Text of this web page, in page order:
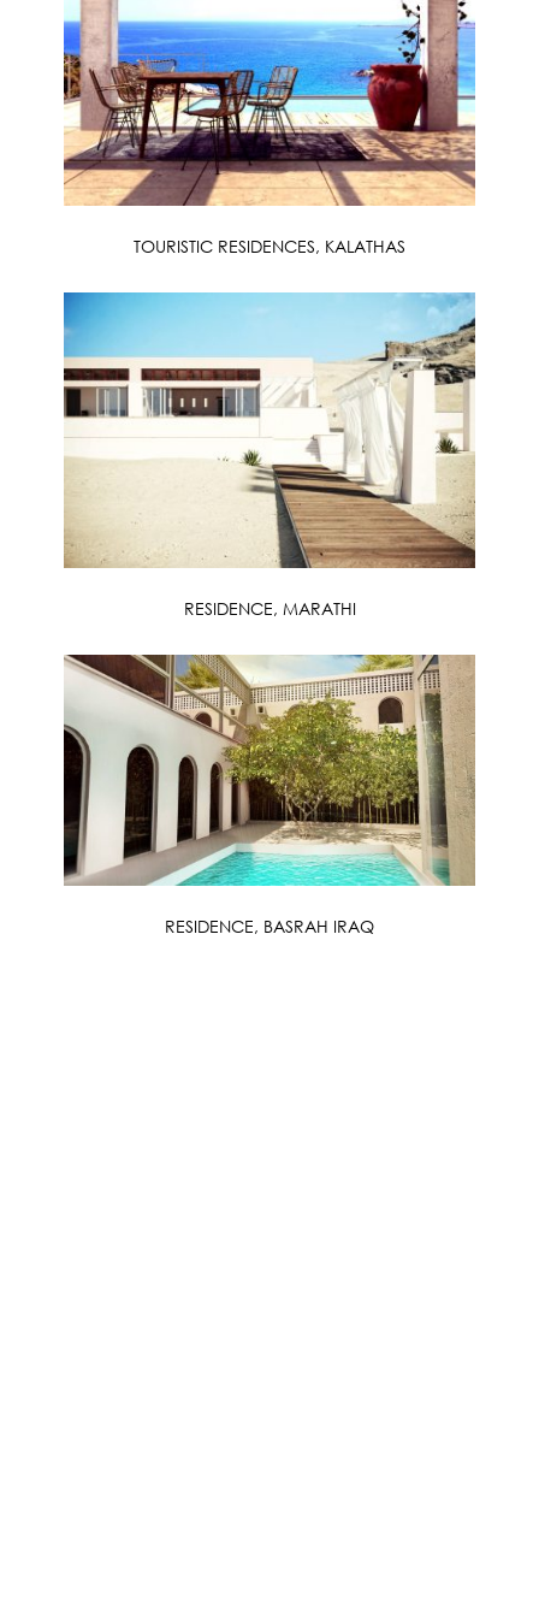
TOURISTIC RESIDENCES, KALATHAS
RESIDENCE, MARATHI
RESIDENCE, BASRAH IRAQ